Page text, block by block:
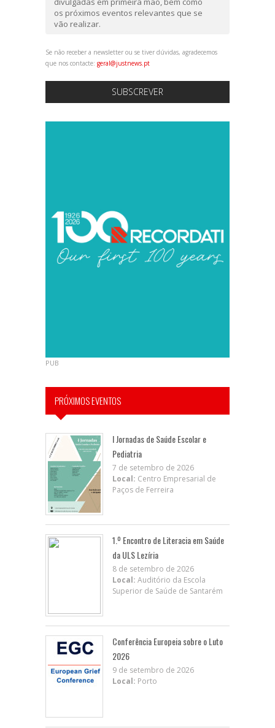
os próximos eventos relevantes que se
vão realizar.
Se não receber a newsletter ou se tiver dúvidas, agradecemos
que nos contacte: geral@justnews.pt
SUBSCREVER
PUB
PRÓXIMOS EVENTOS
I Jornadas de Saúde Escolar e
Pediatria
7 de setembro de 2026
Local: Centro Empresarial de
Paços de Ferreira
1.º Encontro de Literacia em Saúde
da ULS Lezíria
8 de setembro de 2026
Local: Auditório da Escola
Superior de Saúde de Santarém
Conferência Europeia sobre o Luto
2026
9 de setembro de 2026
Local: Porto